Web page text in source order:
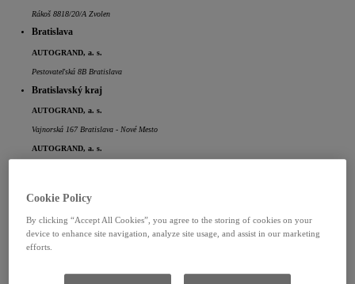
Rákoš 8818/20/A Zvolen
Bratislava
AUTOGRAND, a. s.
Pestovateľská 8B Bratislava
Bratislavský kraj
AUTOGRAND, a. s.
Vajnorská 167 Bratislava - Nové Mesto
AUTOGRAND, a. s.
Einsteinova 13 Bratislava - Einsteinova
PPC TEAM s. r. o.
Panónska cesta 45 Bratislava - Panónska
Cookie Policy
By clicking “Accept All Cookies”, you agree to the storing of cookies on your
device to enhance site navigation, analyze site usage, and assist in our marketing
efforts.